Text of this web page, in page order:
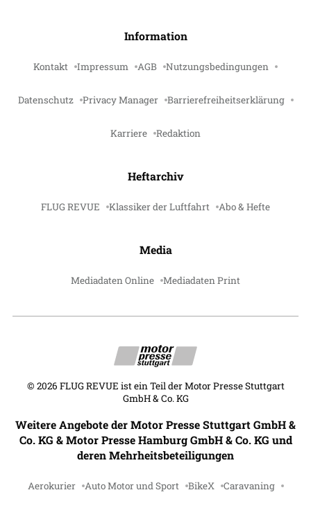
Information
Kontakt Impressum AGB Nutzungsbedingungen
Datenschutz Privacy Manager Barrierefreiheitserklärung
Karriere Redaktion
Heftarchiv
FLUG REVUE Klassiker der Luftfahrt Abo & Hefte
Media
Mediadaten Online Mediadaten Print
© 2026 FLUG REVUE ist ein Teil der Motor Presse Stuttgart
GmbH & Co. KG
Weitere Angebote der Motor Presse Stuttgart GmbH &
Co. KG & Motor Presse Hamburg GmbH & Co. KG und
deren Mehrheitsbeteiligungen
Aerokurier Auto Motor und Sport BikeX Caravaning